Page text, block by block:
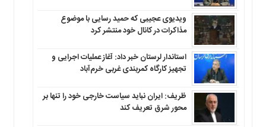
ویدیوی عجیبی که حمید رسایی با موضوع
مذاکرات در کانال خود منتشر کرد
استاندار لرستان خبر داد: آغاز عملیات اجرایی و
تجهیز کارگاه کمربندی غربی خرم‌آباد
ظریف: ایران نباید سیاست خارجی خود را تنها بر
محور شرق تعریف کند